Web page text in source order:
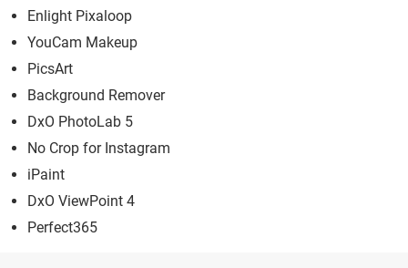
Enlight Pixaloop
YouCam Makeup
PicsArt
Background Remover
DxO PhotoLab 5
No Crop for Instagram
iPaint
DxO ViewPoint 4
Perfect365